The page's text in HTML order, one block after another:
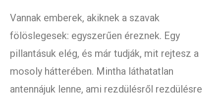
Vannak emberek, akiknek a szavak
fölöslegesek: egyszerűen éreznek. Egy
pillantásuk elég, és már tudják, mit rejtesz a
mosoly hátterében. Mintha láthatatlan
antennájuk lenne, ami rezdülésről rezdülésre